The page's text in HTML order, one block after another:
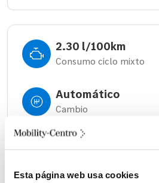
Esta página web usa cookies
2.30 l/100km
Consumo ciclo mixto
Automático
Cambio
310 litros